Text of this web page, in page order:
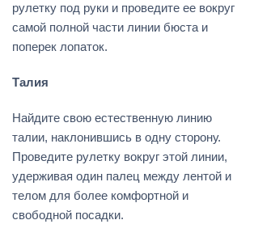
рулетку под руки и проведите ее вокруг
самой полной части линии бюста и
поперек лопаток.
Талия
Найдите свою естественную линию
талии, наклонившись в одну сторону.
Проведите рулетку вокруг этой линии,
удерживая один палец между лентой и
телом для более комфортной и
свободной посадки.